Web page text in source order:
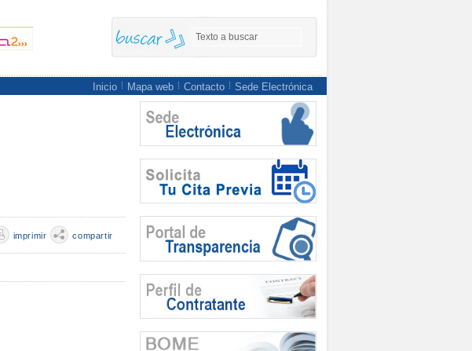
Inicio Mapa web Contacto Sede Electrónica
imprimir compartir